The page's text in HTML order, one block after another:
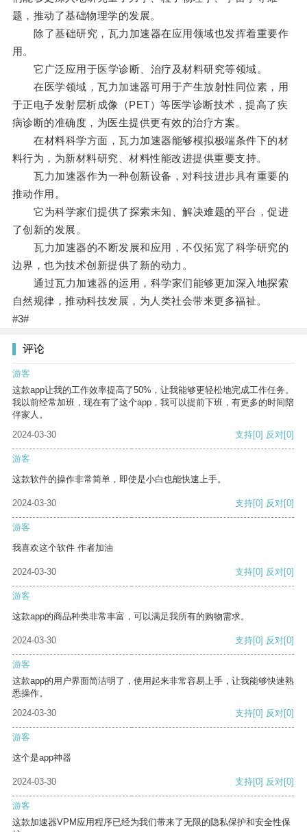
题，推动了基础物理学的发展。
除了基础研究，瓦力加速器在应用领域也发挥着重要作
用。
它广泛应用于医学诊断、治疗及材料研究等领域。
在医学领域，瓦力加速器可用于产生放射性同位素，用
于正电子发射层析成像（PET）等医学诊断技术，提高了疾
病诊断的准确度，为医生提供更有效的治疗方案。
在材料科学方面，瓦力加速器能够模拟极端条件下的材
料行为，为新材料研究、材料性能改进提供重要支持。
瓦力加速器作为一种创新设备，对科技进步具有重要的
推动作用。
它为科学家们提供了探索未知、解决难题的平台，促进
了创新的发展。
瓦力加速器的不断发展和应用，不仅拓宽了科学研究的
边界，也为技术创新提供了新的动力。
通过瓦力加速器的运用，科学家们能够更加深入地探索
自然规律，推动科技发展，为人类社会带来更多福祉。
#3#
评论
游客
这款app让我的工作效率提高了50%，让我能够更轻松地完成工作任务。
我以前经常加班，现在有了这个app，我可以提前下班，有更多的时间陪
伴家人。
2024-03-30
支持[0] 反对[0]
游客
这款软件的操作非常简单，即使是小白也能快速上手。
2024-03-30 支持[0] 反对[0]
游客
我喜欢这个软件 作者加油
2024-03-30 支持[0] 反对[0]
游客
这款app的商品种类非常丰富，可以满足我所有的购物需求。
2024-03-30 支持[0] 反对[0]
游客
这款app的用户界面简洁明了，使用起来非常容易上手，让我能够快速熟
悉操作。
2024-03-30
支持[0] 反对[0]
游客
这个是app神器
2024-03-30 支持[0] 反对[0]
游客
这款加速器VPM应用程序已经为我们带来了无限的隐私保护和安全性保